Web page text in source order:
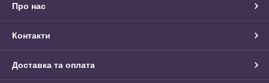
Про нас
Контакти
Доставка та оплата